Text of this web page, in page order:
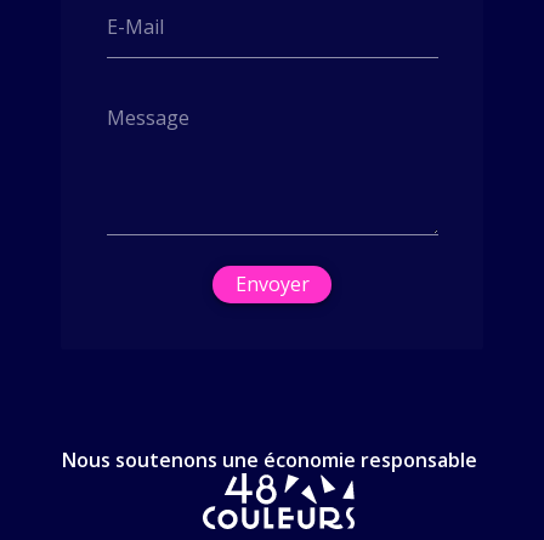
E-Mail
Message
Envoyer
Nous soutenons une économie responsable